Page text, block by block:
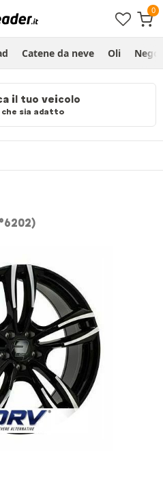
Catene da neve Oli
il tuo veicolo
sia adatto